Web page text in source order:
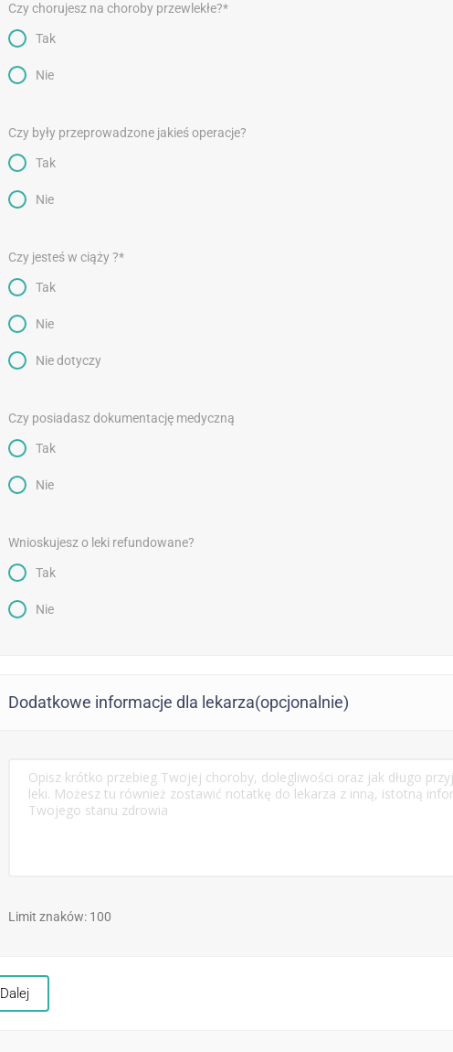
Czy chorujesz na choroby przewlekłe?*
Tak
Nie
Czy były przeprowadzone jakieś operacje?
Tak
Nie
Czy jesteś w ciąży ?*
Tak
Nie
Nie dotyczy
Czy posiadasz dokumentację medyczną
Tak
Nie
Wnioskujesz o leki refundowane?
Tak
Nie
Dodatkowe informacje dla lekarza(opcjonalnie)
Limit znaków: 100
Dalej